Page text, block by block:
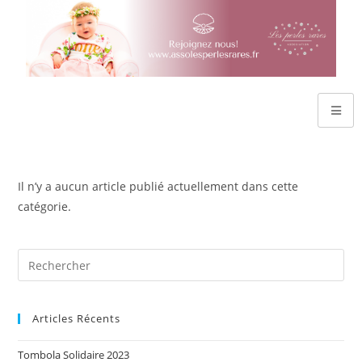
Il n’y a aucun article publié actuellement dans cette
catégorie.
Articles Récents
Tombola Solidaire 2023